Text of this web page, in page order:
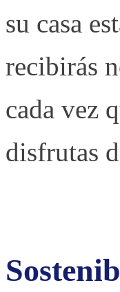
su casa
recibirás
cada vez
disfrutas